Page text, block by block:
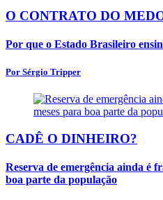
O CONTRATO DO
Por que o Estado Brasileiro
Por Sérgio Tripper
CADÊ O DINHEIRO?
Reserva de emergência ainda é
boa parte da população